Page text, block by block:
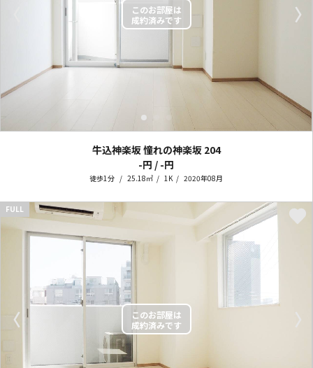
〉
牛込神楽坂 憧れの神楽坂 204
-円 / -円
徒歩1分 25.18㎡ 1K 2020年08月
〈
FULL